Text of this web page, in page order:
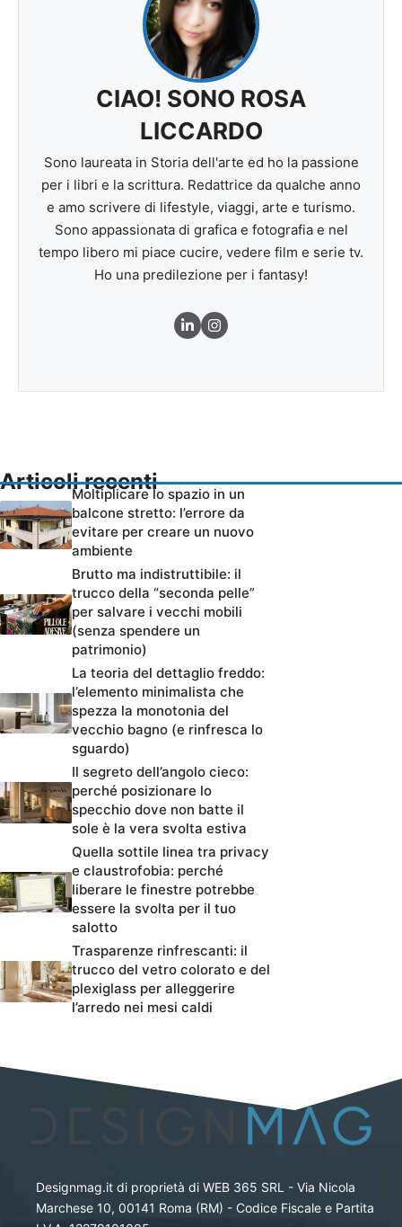
CIAO! SONO ROSA
LICCARDO
Sono laureata in Storia dell'arte ed ho la passione
per i libri e la scrittura. Redattrice da qualche anno
e amo scrivere di lifestyle, viaggi, arte e turismo.
Sono appassionata di grafica e fotografia e nel
tempo libero mi piace cucire, vedere film e serie tv.
Ho una predilezione per i fantasy!
Articoli recenti
Moltiplicare lo spazio in un
balcone stretto: l’errore da
evitare per creare un nuovo
ambiente
Brutto ma indistruttibile: il
trucco della “seconda pelle”
per salvare i vecchi mobili
(senza spendere un
patrimonio)
La teoria del dettaglio freddo:
l’elemento minimalista che
spezza la monotonia del
vecchio bagno (e rinfresca lo
sguardo)
Il segreto dell’angolo cieco:
perché posizionare lo
specchio dove non batte il
sole è la vera svolta estiva
Quella sottile linea tra privacy
e claustrofobia: perché
liberare le finestre potrebbe
essere la svolta per il tuo
salotto
Trasparenze rinfrescanti: il
trucco del vetro colorato e del
plexiglass per alleggerire
l’arredo nei mesi caldi
Designmag.it di proprietà di WEB 365 SRL - Via Nicola
Marchese 10, 00141 Roma (RM) - Codice Fiscale e Partita